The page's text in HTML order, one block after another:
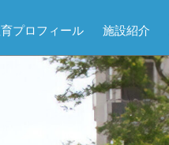
プロフィール 施設紹介